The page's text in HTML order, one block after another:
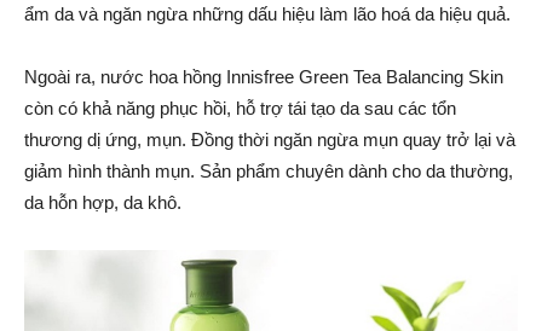
ẩm da và ngăn ngừa những dấu hiệu làm lão hoá da hiệu quả.
Ngoài ra, nước hoa hồng Innisfree Green Tea Balancing Skin
còn có khả năng phục hồi, hỗ trợ tái tạo da sau các tổn
thương dị ứng, mụn. Đồng thời ngăn ngừa mụn quay trở lại và
giảm hình thành mụn. Sản phẩm chuyên dành cho da thường,
da hỗn hợp, da khô.